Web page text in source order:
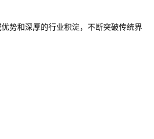
势和深厚的行业积淀，不断突破传统界